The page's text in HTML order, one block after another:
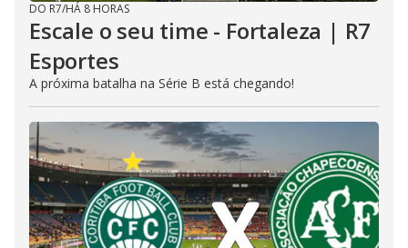
DO R7/HÁ 8 HORAS
Escale o seu time - Fortaleza | R7
Esportes
A próxima batalha na Série B está chegando!